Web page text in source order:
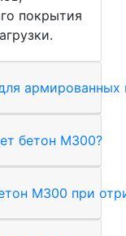
покрытия
армированных
бетон М300?
М300 при